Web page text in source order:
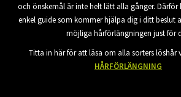
och önskemål är inte helt lätt alla gånger. Därför
enkel guide som kommer hjälpa dig i ditt beslut
möjliga hårförlängningen just för
Titta in här för att läsa om alla sorters löshår
HÅRFÖRLÄNGNING